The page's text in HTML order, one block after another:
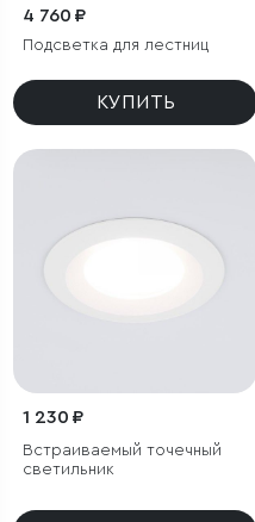
4 760 ₽
Подсветка для лестниц
КУПИТЬ
1 230 ₽
Встраиваемый точечный
светильник